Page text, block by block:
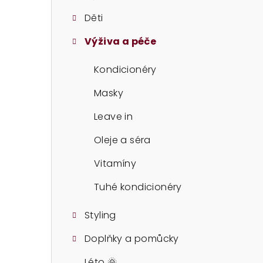
Děti
Výživa a péče
Kondicionéry
Masky
Leave in
Oleje a séra
Vitamíny
Tuhé kondicionéry
Styling
Doplňky a pomůcky